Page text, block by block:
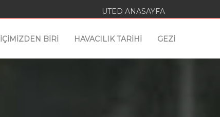
UTED ANASAYFA
İÇİMİZDEN BİRİ HAVACILIK TARİHİ GEZİ